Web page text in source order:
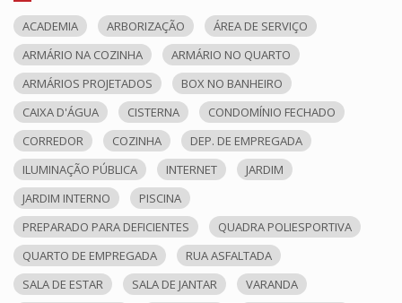
ACADEMIA ARBORIZAÇÃO
ÁREA DE SERVIÇO
ARMÁRIO NA COZINHA
ARMÁRIO NO QUARTO
ARMÁRIOS PROJETADOS
BOX NO BANHEIRO
CAIXA D'ÁGUA
CISTERNA
CONDOMÍNIO FECHADO
CORREDOR
COZINHA
DEP. DE EMPREGADA
ILUMINAÇÃO PÚBLICA
INTERNET
JARDIM
JARDIM INTERNO
PISCINA
PREPARADO PARA DEFICIENTES
QUADRA POLIESPORTIVA
QUARTO DE EMPREGADA
RUA ASFALTADA
SALA DE ESTAR
SALA DE JANTAR
VARANDA